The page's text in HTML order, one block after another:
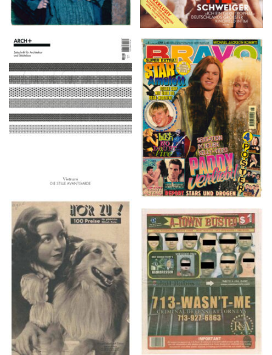
ARCH+ Nr. 226, Herbst
2016
BRAVO – Nr. 8, 13. Febr.
1997
HÖR ZU! – 1949,
NUMMER 10, Woche
vom 27. Februar bis 05.
März
A-TOWN BUSTED –
8/15/16–9/1/16